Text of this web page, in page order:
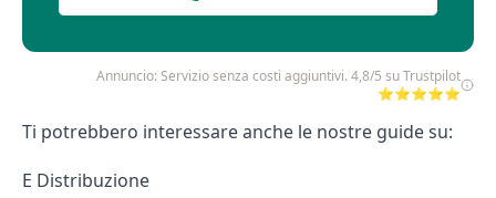
Annuncio: Servizio senza costi aggiuntivi. 4,8/5 su Trustpilot
⭐⭐⭐⭐⭐
Ti potrebbero interessare anche le nostre guide su:
E Distribuzione